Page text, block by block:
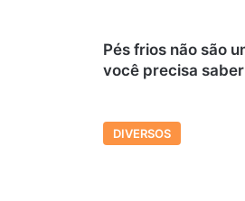
Pés frios não são
você precisa saber
DIVERSOS